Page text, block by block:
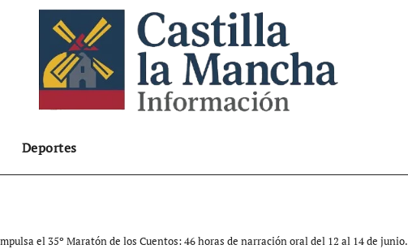
Deportes
el 35º Maratón de los Cuentos: 46 horas de narración oral del 12 al 14 de junio.